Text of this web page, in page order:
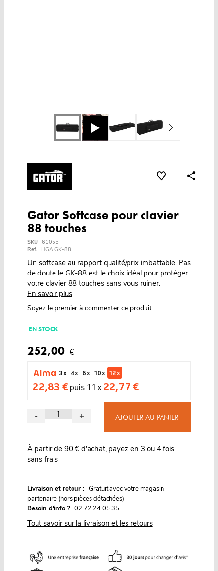
Gator Softcase pour clavier
88 touches
SKU 61055
Ref.
HGA GK-88
Un softcase au rapport qualité/prix imbattable. Pas
de doute le GK-88 est le choix idéal pour protéger
votre clavier 88 touches sans vous ruiner.
En savoir plus
Soyez le premier à commenter ce produit
EN STOCK
252,00 €
3 x 4 x 6 x 10 x 12 x
22,83 €puis 11 x 22,77 €
- + AJOUTER AU PANIER
À partir de 90 € d'achat, payez en 3 ou 4 fois
sans frais
Livraison et retour : Gratuit avec votre magasin
partenaire (hors pièces détachées)
Besoin d'info ? 02 72 24 05 35
Tout savoir sur la livraison et les retours